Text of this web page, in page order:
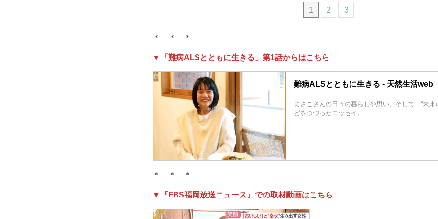
1 2 3
＊ ＊ ＊
▼「難病ALSとともに生きる」第1話からはこちら
難病ALSとともに生きる - 天然生活web
まさこさんの日々の暮らしや思い、そして、“未来
どをつづったエッセイ。
＊ ＊ ＊
▼『FBS福岡放送ニュース』での取材動画はこちら